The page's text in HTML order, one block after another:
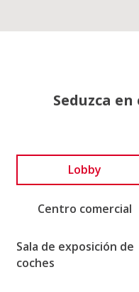
Seduzca
Lobby
Centro comercial
Sala de exposición de
coches